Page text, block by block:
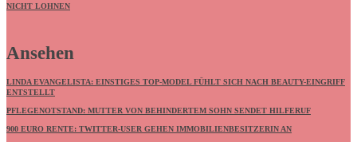
NICHT LOHNEN
Ansehen
LINDA EVANGELISTA: EINSTIGES TOP-MODEL FÜHLT SICH NACH BEAUTY-EINGRIFF
ENTSTELLT
PFLEGENOTSTAND: MUTTER VON BEHINDERTEM SOHN SENDET HILFERUF
900 EURO RENTE: TWITTER-USER GEHEN IMMOBILIENBESITZERIN AN